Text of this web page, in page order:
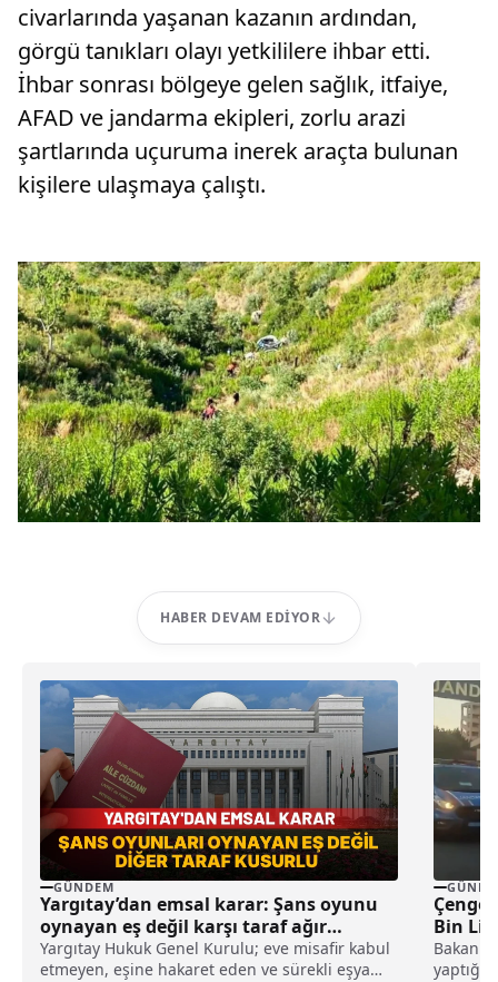
civarlarında yaşanan kazanın ardından,
görgü tanıkları olayı yetkililere ihbar etti.
İhbar sonrası bölgeye gelen sağlık, itfaiye,
AFAD ve jandarma ekipleri, zorlu arazi
şartlarında uçuruma inerek araçta bulunan
kişilere ulaşmaya çalıştı.
HABER DEVAM EDIYOR
GÜNDEM
Yargıtay’dan emsal karar: Şans oyunu
oynayan eş değil karşı taraf ağır
kusurlu sayıldı
Yargıtay Hukuk Genel Kurulu; eve misafir kabul
etmeyen, eşine hakaret eden ve sürekli eşya
Bin
Bakan
yaptığı